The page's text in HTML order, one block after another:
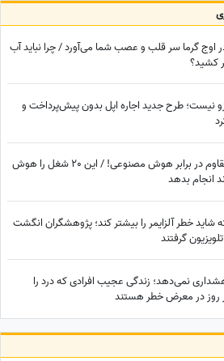
اوج گرما سر قلب و عصب شما می‌آورد / چرا نباید آب
کشید؟
دیگر آرزو نیست؛ طرح جدید اجاره اپل بدون پیش‌پرداخت و
لیست مشاغل مقاوم در برابر هوش مصنوعی! / این 20 شغل را هوش
انجام بدهد
خطر آلزایمر را بیشتر کند؛ پژوهشگران انگشت
گرفتند
نمی‌دهد؛ زندگی عجیب افرادی که درد را
روز در معرض خطر هستند